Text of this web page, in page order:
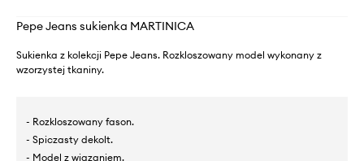
Pepe Jeans sukienka MARTINICA
Sukienka z kolekcji Pepe Jeans. Rozkloszowany model wykonany z
wzorzystej tkaniny.
- Rozkloszowany fason.
- Spiczasty dekolt.
- Model z wiązaniem.